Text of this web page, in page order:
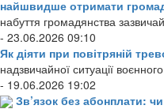
найшвидше отримати
набуття громадянства
- 23.06.2026 09:10
Як діяти при повітряній
надзвичайної ситуації
- 19.06.2026 19:02
Зв’язок без абонплати: